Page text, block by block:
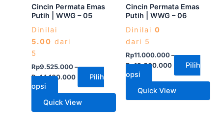
Cincin Permata Emas
Putih | WWG – 05
Dinilai
5.00 dari
5
Rp9.525.000–
Rp14.100.000
Pilih
opsi
di
Quick View
Cincin Permata Emas
Putih | WWG – 06
Dinilai 0
dari 5
Rp11.000.000–
Rp13.600.000
Pilih
opsi
di
Quick View